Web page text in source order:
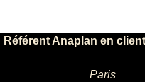
Référent Anaplan en
Paris